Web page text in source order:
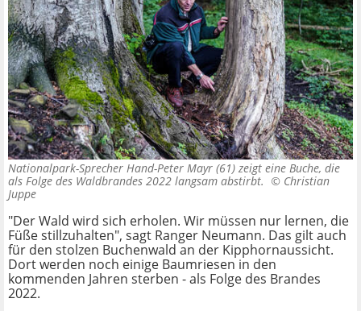
Nationalpark-Sprecher Hand-Peter Mayr (61) zeigt eine Buche, die
als Folge des Waldbrandes 2022 langsam abstirbt. © Christian
Juppe
"Der Wald wird sich erholen. Wir müssen nur lernen, die
Füße stillzuhalten", sagt Ranger Neumann. Das gilt auch
für den stolzen Buchenwald an der Kipphornaussicht.
Dort werden noch einige Baumriesen in den
kommenden Jahren sterben - als Folge des Brandes
2022.